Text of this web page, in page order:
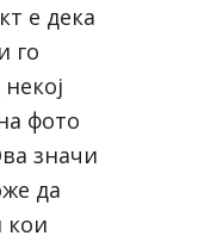
е дека
го
фото
значи
да
кои